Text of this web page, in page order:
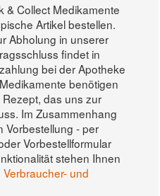
& Collect Medikamente
Artikel bestellen.
Abholung in unserer
findet in
bei der Apotheke
benötigen
das uns zur
Im Zusammenhang
Vorbestellung - per
Vorbestellformular
stehen Ihnen
und